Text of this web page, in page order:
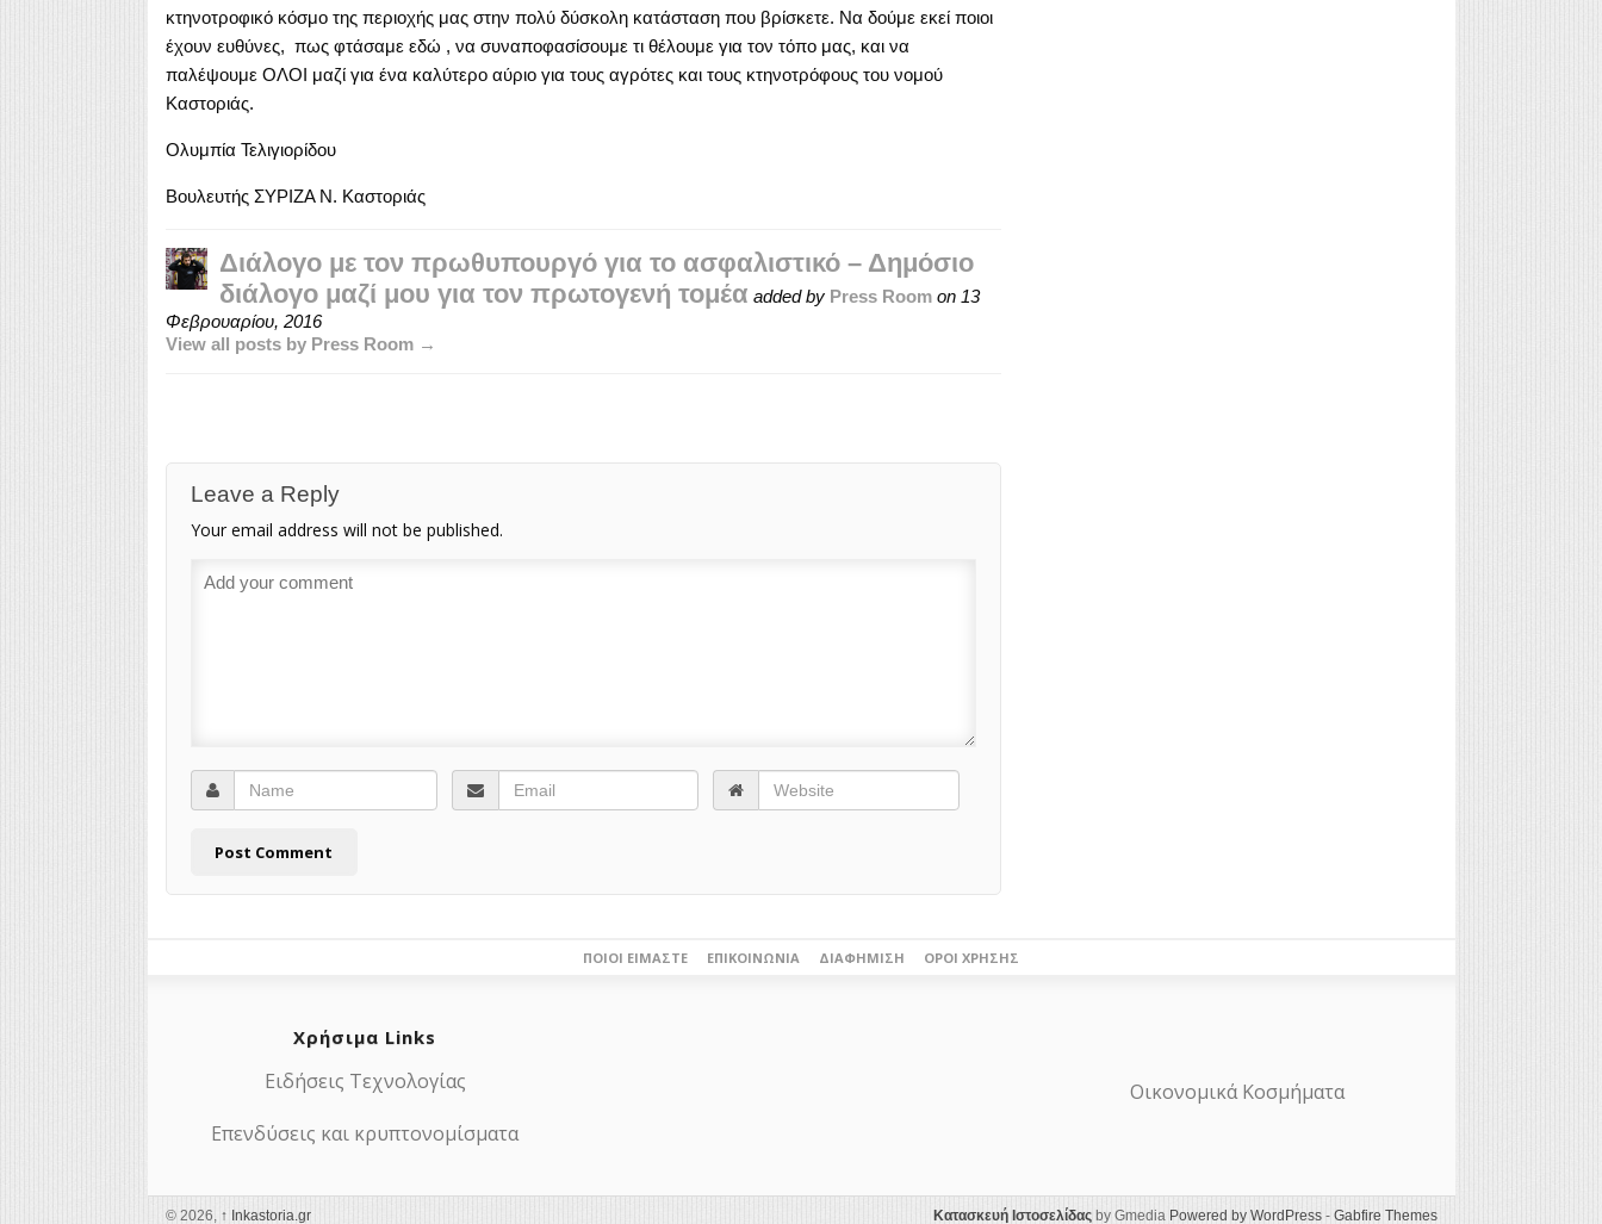
κτηνοτροφικό κόσμο της περιοχής μας στην πολύ δύσκολη κατάσταση που βρίσκετε. Να δούμε εκεί ποιοι
έχουν ευθύνες, πως φτάσαμε εδώ , να συναποφασίσουμε τι θέλουμε για τον τόπο μας, και να
παλέψουμε ΟΛΟΙ μαζί για ένα καλύτερο αύριο για τους αγρότες και τους κτηνοτρόφους του νομού
Καστοριάς.
Ολυμπία Τελιγιορίδου
Βουλευτής ΣΥΡΙΖΑ Ν. Καστοριάς
Διάλογο με τον πρωθυπουργό για το ασφαλιστικό – Δημόσιο
διάλογο μαζί μου για τον πρωτογενή τομέα added by Press Roomon 13
Φεβρουαρίου, 2016
View all posts by Press Room →
Leave a Reply
Your email address will not be published.
ΠΟΙΟΙ ΕΊΜΑΣΤΕ ΕΠΙΚΟΙΝΩΝΊΑ ΔΙΑΦΉΜΙΣΗ ΌΡΟΙ ΧΡΉΣΗΣ
Χρήσιμα Links
Ειδήσεις Τεχνολογίας
Επενδύσεις και κρυπτονομίσματα
Οικονομικά Κοσμήματα
© 2026, ↑ Ιnkastoria.gr Κατασκευή Ιστοσελίδαςby Gmedia Powered by WordPress- Gabfire Themes